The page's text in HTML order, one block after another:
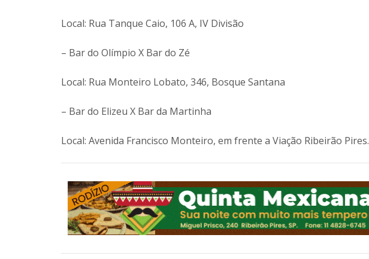
Local: Rua Tanque Caio, 106 A, IV Divisão
– Bar do Olímpio X Bar do Zé
Local: Rua Monteiro Lobato, 346, Bosque Santana
– Bar do Elizeu X Bar da Martinha
Local: Avenida Francisco Monteiro, em frente a Viação Ribeirão Pires.